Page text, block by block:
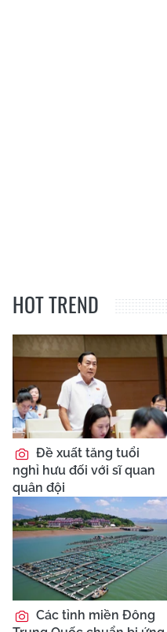
HOT TREND
Đề xuất tăng tuổi
nghỉ hưu đối với sĩ quan
quân đội
Các tỉnh miền Đông